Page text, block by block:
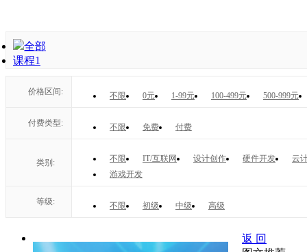
全部
课程1
价格区间: 不限 0元 1-99元 100-499元 500-999元
付费类型: 不限 免费 付费
类别: 不限 IT/互联网 设计创作 硬件开发
云
游戏开发
等级: 不限 初级 中级 高级
返 回